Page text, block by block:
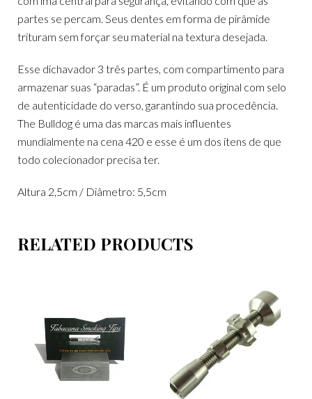
partes se percam. Seus dentes em forma de pirâmide
trituram sem forçar seu material na textura desejada.
Esse dichavador 3 três partes, com compartimento para
armazenar suas “paradas”. É um produto original com selo
de autenticidade do verso, garantindo sua procedência.
The Bulldog é uma das marcas mais influentes
mundialmente na cena 420 e esse é um dos itens de que
todo colecionador precisa ter.
Altura 2,5cm / Diâmetro: 5,5cm
RELATED PRODUCTS